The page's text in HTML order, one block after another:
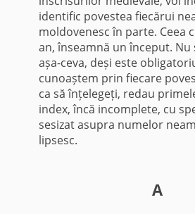
identific povestea fiecărui
moldovenesc în parte. Ceea
an, înseamnă un început. Nu
așa-ceva, deși este
cunoaștem prin fiecare
ca să înțelegeți, redau
index, încă incomplete, cu
sesizat asupra numelor
lipsesc.
A